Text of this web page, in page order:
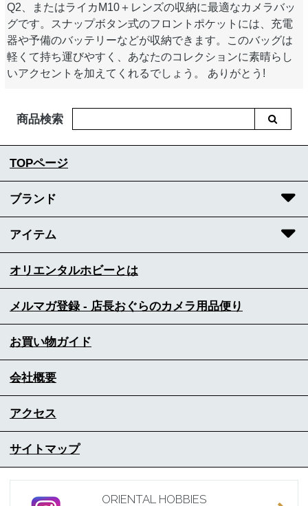
Q2、またはライカM10＋レンズの収納に最適なカメラバッ
グです。スナップボタン式のフロントポケットには、充電
器や予備のバッテリーなどが収納できます。このバッグは
軽くて持ち運びやすく、あなたのコレクションに素晴らし
いアクセントを加えてくれるでしょう。 ありがとう!
商品検索
TOPページ
ブランド
アイテム
オリエンタルホビーとは
メルマガ登録 - 店長おぐらのカメラ用品便り
お買い物ガイド
会社概要
アクセス
サイトマップ
ORIENTAL HOBBIES